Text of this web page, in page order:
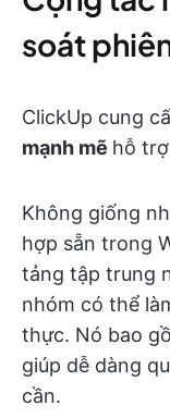
soát
ClickUp cung
mạnh mẽ hỗ
Không giống
hợp sẵn trong
tảng tập trung
nhóm có thể
thực. Nó bao
giúp dễ dàng
cần.